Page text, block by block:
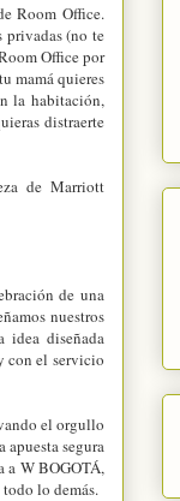
Room Office.
privadas (no te
Office por
mamá quieres
la habitación,
distraerte
de Marriott
de una
nuestros
idea diseñada
con el servicio
el orgullo
segura
a W BOGOTÁ,
lo demás.